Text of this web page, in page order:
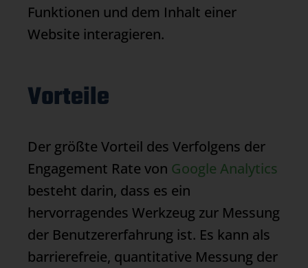
Funktionen und dem Inhalt einer
Website interagieren.
Vorteile
Der größte Vorteil des Verfolgens der
Engagement Rate von Google Analytics
besteht darin, dass es ein
hervorragendes Werkzeug zur Messung
der Benutzererfahrung ist. Es kann als
barrierefreie, quantitative Messung der